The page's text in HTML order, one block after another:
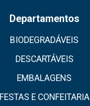
Departamentos
BIODEGRADÁVEIS
DESCARTÁVEIS
EMBALAGENS
FESTAS E CONFEITARIA